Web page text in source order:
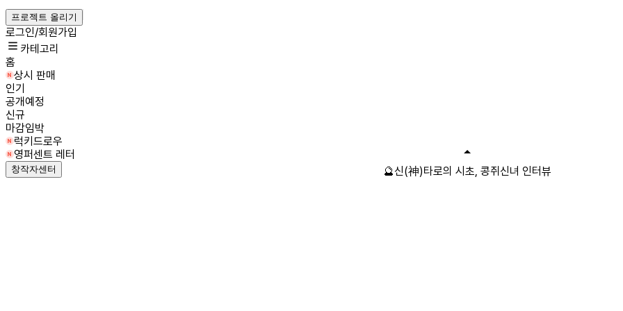
프로젝트 올리기
로그인/회원가입
카테고리
홈
상시 판매
인기
공개예정
신규
마감임박
럭키드로우
영퍼센트 레터
창작자센터 🔮신(神)타로의 시초, 콩쥐신녀 인터뷰